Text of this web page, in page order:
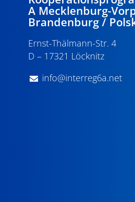
A Mecklenburg-
Brandenburg /
Ernst-Thälmann-Str. 4
D – 17321 Löcknitz
info@interreg6a.net